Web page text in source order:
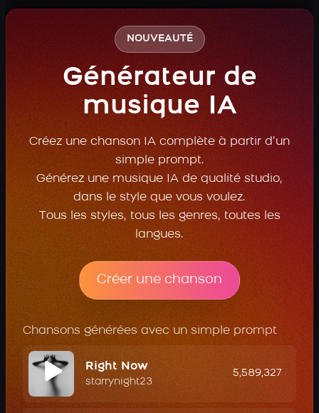
NOUVEAUTÉ
Générateur de
musique IA
Créez une chanson IA complète à partir d’un
simple prompt.
Générez une musique IA de qualité studio,
dans le style que vous voulez.
Tous les styles, tous les genres, toutes les
langues.
Créer une chanson
Chansons générées avec un simple prompt
Right Now
starrynight23
5,589,327